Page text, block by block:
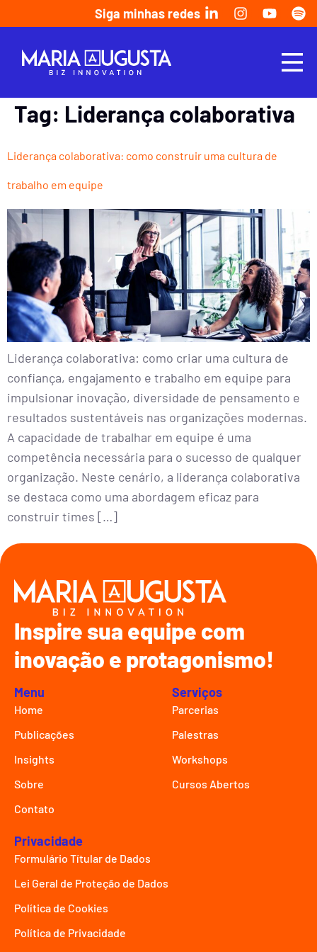
Siga minhas redes
Tag: Liderança colaborativa
Liderança colaborativa: como construir uma cultura de
trabalho em equipe
Liderança colaborativa: como criar uma cultura de
confiança, engajamento e trabalho em equipe para
impulsionar inovação, diversidade de pensamento e
resultados sustentáveis nas organizações modernas.
A capacidade de trabalhar em equipe é uma
competência necessária para o sucesso de qualquer
organização. Neste cenário, a liderança colaborativa
se destaca como uma abordagem eficaz para
construir times […]
Inspire sua equipe com
inovação e protagonismo!
Menu
Home
Publicações
Insights
Sobre
Contato
Serviços
Parcerias
Palestras
Workshops
Cursos Abertos
Privacidade
Formulário Títular de Dados
Lei Geral de Proteção de Dados
Política de Cookies
Política de Privacidade